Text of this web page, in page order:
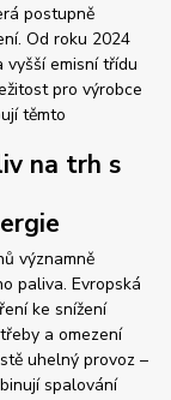
postupně
Od roku 2024
vyšší emisní třídu
pro výrobce
těmto
na trh s
významně
paliva. Evropská
ke snížení
a omezení
uhelný provoz –
spalování